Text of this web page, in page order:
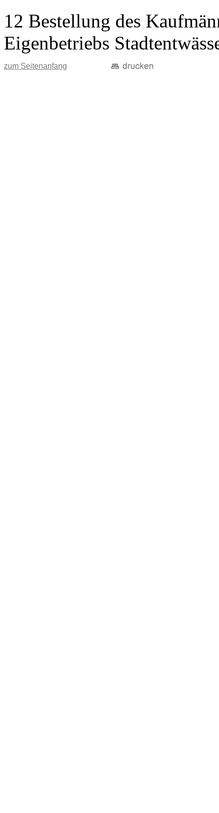
12 Bestellung des
Eigenbetriebs
zum Seitenanfang